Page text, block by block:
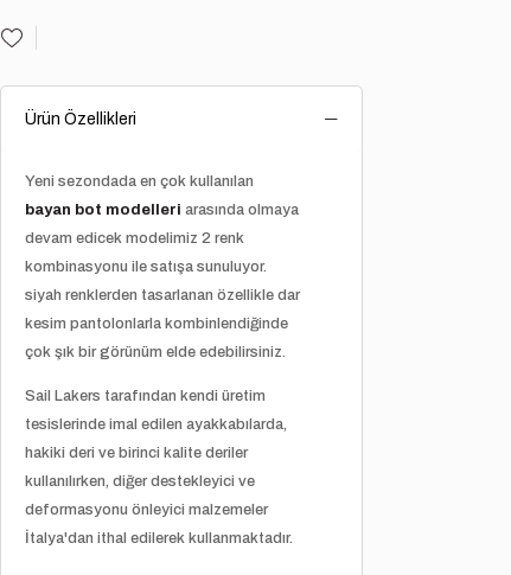
Ürün Özellikleri
Yeni sezondada en çok kullanılan
bayan bot modelleri arasında olmaya
devam edicek modelimiz 2 renk
kombinasyonu ile satışa sunuluyor.
siyah renklerden tasarlanan özellikle dar
kesim pantolonlarla kombinlendiğinde
çok şık bir görünüm elde edebilirsiniz.
Sail Lakers tarafından kendi üretim
tesislerinde imal edilen ayakkabılarda,
hakiki deri ve birinci kalite deriler
kullanılırken, diğer destekleyici ve
deformasyonu önleyici malzemeler
İtalya'dan ithal edilerek kullanmaktadır.